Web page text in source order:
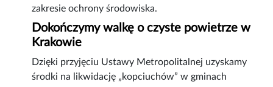
zakresie ochrony środowiska.
Dokończymy walkę o czyste powietrze w
Krakowie
Dzięki przyjęciu Ustawy Metropolitalnej uzyskamy
środki na likwidację „kopciuchów” w gminach